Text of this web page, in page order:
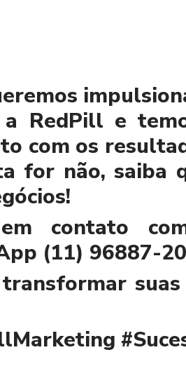
a RedPill e
com os
for não, saiba
contato
(11) 96887-